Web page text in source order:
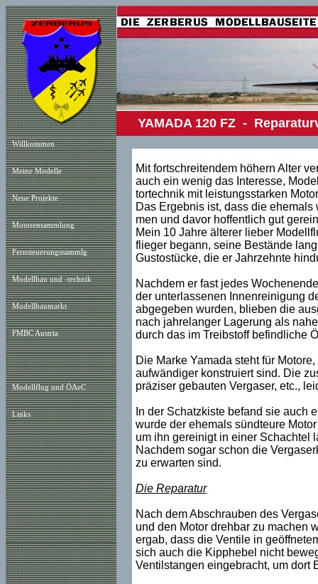
Willkommen
Meine Modelle
Neue Projekte
Motorensammlung
Fernsteuerungssammlg
Modellbau und -technik
Modellbaumarkt
FMBC Austria
Modellflug und ÖAeC
Links
YAMADA 120 FZ - Reparatur
Mit fortschreitendem höhern Alter
auch ein wenig das Interesse,
tortechnik mit leistungsstarken
Das Ergebnis ist, dass die
men und davor hoffentlich gut
Mein 10 Jahre älterer lieber
flieger begann, seine Bestände
Gustostücke, die er Jahrzehnte
Nachdem er fast jedes
der unterlassenen Innenreinigung
abgegeben wurden, blieben die
nach jahrelanger Lagerung als
durch das im Treibstoff befindliche
Die Marke Yamada steht für
aufwändiger konstruiert sind. Die
präziser gebauten Vergaser, etc.,
In der Schatzkiste befand sie auch
wurde der ehemals sündteure
um ihn gereinigt in einer Schachtel
Nachdem sogar schon die
zu erwarten sind.
Die Reparatur
Nach dem Abschrauben des
und den Motor drehbar zu machen
ergab, dass die Ventile in
sich auch die Kipphebel nicht
Ventilstangen eingebracht, um dort